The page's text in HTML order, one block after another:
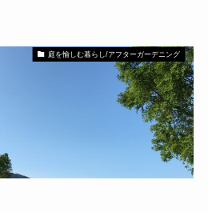
庭を愉しむ暮らし/アフターガーデニング